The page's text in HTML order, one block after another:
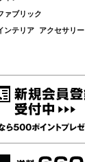
ァブリック
ンテリア アクセサリー